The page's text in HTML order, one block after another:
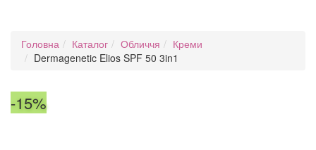
Головна Каталог Обличчя
Креми
Dermagenetic Elios SPF 50 3in1
-15%